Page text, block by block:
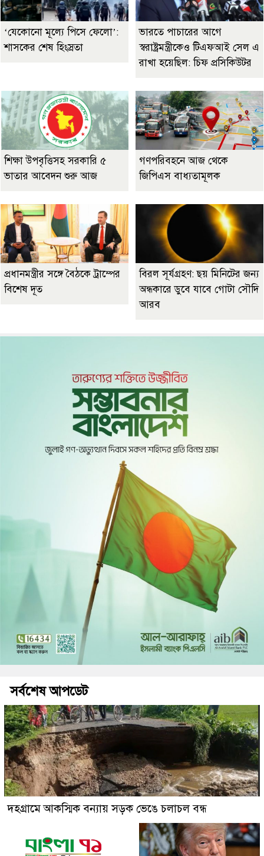
‘যেকোনো মূল্যে পিসে ফেলো’:
শাসকের শেষ হিংস্রতা
ভারতে পাচারের আগে
স্বরাষ্ট্রমন্ত্রীকেও টিএফআই সেল এ
রাখা হয়েছিল: চিফ প্রসিকিউটর
শিক্ষা উপবৃত্তিসহ সরকারি ৫
ভাতার আবেদন শুরু আজ
গণপরিবহনে আজ থেকে
জিপিএস বাধ্যতামূলক
প্রধানমন্ত্রীর সঙ্গে বৈঠকে ট্রাম্পের
বিশেষ দূত
বিরল সূর্যগ্রহণ: ছয় মিনিটের জন্য
অন্ধকারে ডুবে যাবে গোটা সৌদি
আরব
সর্বশেষ আপডেট
দহগ্রামে আকস্মিক বন্যায় সড়ক ভেঙে চলাচল বন্ধ